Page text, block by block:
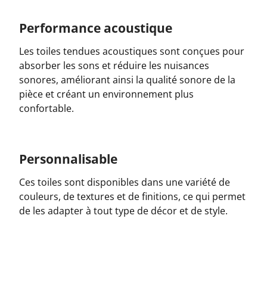
Performance acoustique
Les toiles tendues acoustiques sont conçues pour
absorber les sons et réduire les nuisances
sonores, améliorant ainsi la qualité sonore de la
pièce et créant un environnement plus
confortable.
Personnalisable
Ces toiles sont disponibles dans une variété de
couleurs, de textures et de finitions, ce qui permet
de les adapter à tout type de décor et de style.